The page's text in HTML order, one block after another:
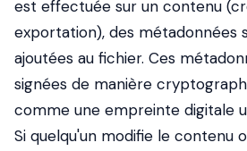
est effectuée sur un contenu
exportation), des métadonnées
ajoutées au fichier. Ces
signées de manière
comme une empreinte digitale
Si quelqu'un modifie le contenu